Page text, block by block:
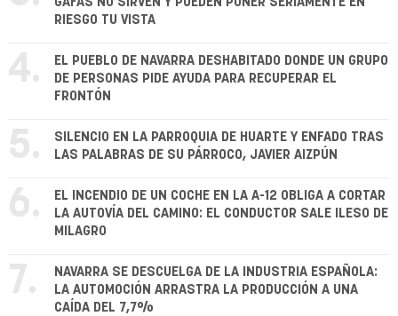
RIESGO TU VISTA
4.
EL PUEBLO DE NAVARRA DESHABITADO DONDE UN GRUPO
DE PERSONAS PIDE AYUDA PARA RECUPERAR EL
FRONTÓN
5.
SILENCIO EN LA PARROQUIA DE HUARTE Y ENFADO TRAS
LAS PALABRAS DE SU PÁRROCO, JAVIER AIZPÚN
6.
EL INCENDIO DE UN COCHE EN LA A-12 OBLIGA A CORTAR
LA AUTOVÍA DEL CAMINO: EL CONDUCTOR SALE ILESO DE
MILAGRO
7.
NAVARRA SE DESCUELGA DE LA INDUSTRIA ESPAÑOLA:
LA AUTOMOCIÓN ARRASTRA LA PRODUCCIÓN A UNA
CAÍDA DEL 7,7%